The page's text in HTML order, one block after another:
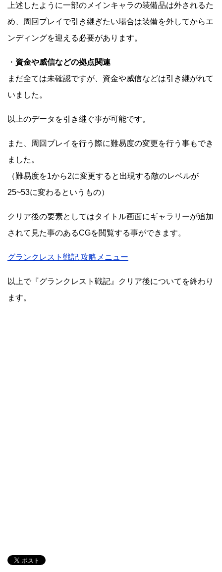
上述したように一部のメインキャラの装備品は外されるた
め、周回プレイで引き継ぎたい場合は装備を外してからエ
ンディングを迎える必要があります。
・ 資金や威信などの拠点関連
まだ全ては未確認ですが、資金や威信などは引き継がれて
いました。
以上のデータを引き継ぐ事が可能です。
また、周回プレイを行う際に難易度の変更を行う事もでき
ました。
（難易度を1から2に変更すると出現する敵のレベルが
25~53に変わるというもの）
クリア後の要素としてはタイトル画面にギャラリーが追加
されて見た事のあるCGを閲覧する事ができます。
グランクレスト戦記 攻略メニュー
以上で『グランクレスト戦記』クリア後についてを終わり
ます。